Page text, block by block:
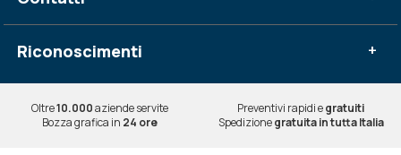
Riconoscimenti +
Oltre10.000aziende servite Preventivi rapidi egratuiti
Bozza grafica in 24 ore Spedizionegratuita in tutta Italia